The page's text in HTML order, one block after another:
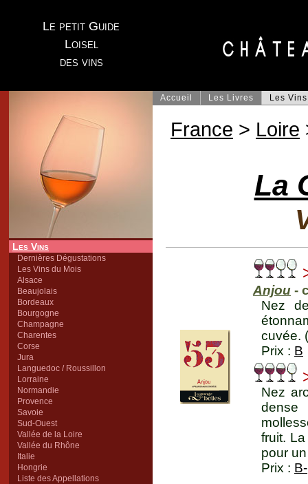
Le petit Guide
Loisel
des vins
Les Vins
Dernières Dégustations
Les Vins du Mois
Alsace
Beaujolais
Bordeaux
Bourgogne
Champagne
Charentes
Corse
Jura
Languedoc / Roussillon
Lorraine
Normandie
Provence
Savoie
Sud-Ouest
Vallée de la Loire
Vallée du Rhône
Italie
Hongrie
Liste des Appellations
Accueil Les Livres Les Vins
France > Loire
La
Anjou -
Nez
cuvée.
Prix : B
Nez
dense
fruit.
pour
Prix : B-